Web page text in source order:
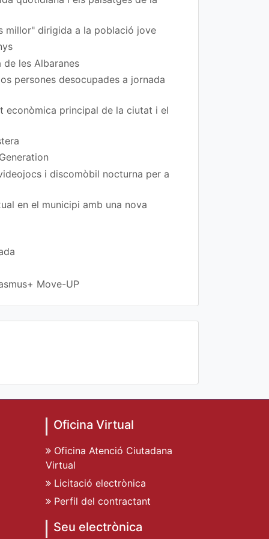
millor" dirigida a la població jove
de les Albaranes
persones desocupades a jornada
econòmica principal de la ciutat i el
i discomòbil nocturna per a
en el municipi amb una nova
Move-UP
Oficina Virtual
Oficina Atenció Ciutadana
Virtual
Licitació electrònica
Perfil del contractant
Seu electrònica